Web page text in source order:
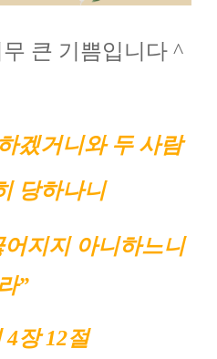
큰 기쁨입니다 ^
겠거니와 두 사람
당하나니
지지 아니하느니
”
4장 12절